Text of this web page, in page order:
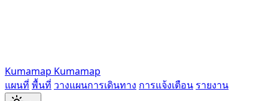
Kumamap Kumamap
แผนที่ พื้นที่ วางแผนการเดินทาง การแจ้งเตือน รายงาน